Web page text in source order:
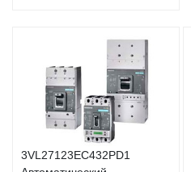
3VL27123EC432PD1